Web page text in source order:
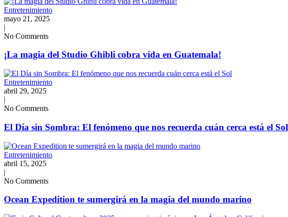
Entretenimiento
mayo 21, 2025
|
No Comments
¡La magia del Studio Ghibli cobra vida en Guatemala!
Entretenimiento
abril 29, 2025
|
No Comments
El Día sin Sombra: El fenómeno que nos recuerda cuán cerca está el Sol
Entretenimiento
abril 15, 2025
|
No Comments
Ocean Expedition te sumergirá en la magia del mundo marino